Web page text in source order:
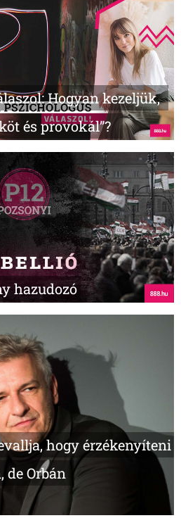
Hogyan kezeljük,
és provokál”?
hazudozó
hogy érzékenyíteni
de Orbán